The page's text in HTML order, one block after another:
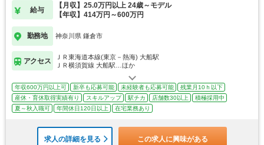
給与
【月収】25.0万円以上 24歳～モデル
【年収】414万円～600万円
勤務地 神奈川県 鎌倉市
アクセス
ＪＲ東海道本線(東京－熱海) 大船駅
ＪＲ横須賀線 大船駅…ほか
年収600万円以上可 新卒も応募可能 未経験者も応募可能
残業月10ｈ以下
産休・育休取得実績有り
スキルアップ 駅チカ 店舗数30以上
積極採用中
夏～秋入職可
年間休日120日以上 在宅業務あり
求人の詳細を見る この求人に興味がある